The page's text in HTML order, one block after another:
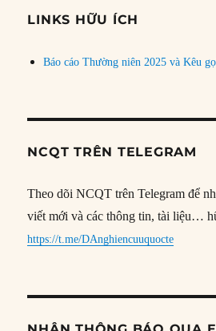
đề
LINKS HỮU ÍCH
Báo cáo Thường niên 2025 và Kêu
NCQT TRÊN TELEGRAM
Theo dõi NCQT trên Telegram để
viết mới và các thông tin, tài liệu…
https://t.me/DAnghiencuuquocte